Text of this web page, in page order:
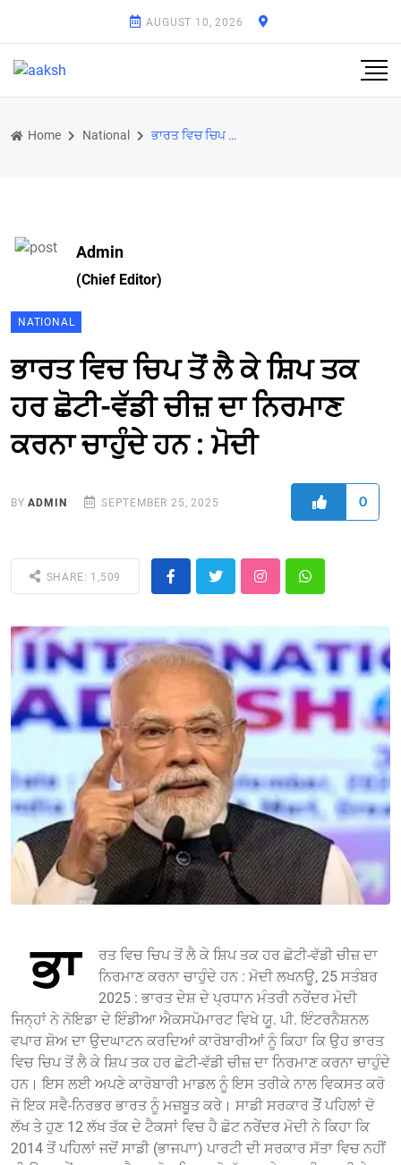
AUGUST 10, 2026
Home National ਭਾਰਤ ਵਿਚ ਚਿਪ ਤੋਂ ਲੈ ਕੇ ਸ਼ਿਪ ਤਕ ਹਰ ਛੋਟੀ-ਵੱਡੀ ਚੀਜ਼ ਦਾ ਨਿਰਮਾਣ ਕਰਨਾ ਚਾਹੁੰਦੇ ਹਨ : ਮੋਦੀ
Admin
(Chief Editor)
NATIONAL
ਭਾਰਤ ਵਿਚ ਚਿਪ ਤੋਂ ਲੈ ਕੇ ਸ਼ਿਪ ਤਕ
ਹਰ ਛੋਟੀ-ਵੱਡੀ ਚੀਜ਼ ਦਾ ਨਿਰਮਾਣ
ਕਰਨਾ ਚਾਹੁੰਦੇ ਹਨ : ਮੋਦੀ
BYADMIN SEPTEMBER 25, 2025 0
SHARE: 1,509
ਭਾ
ਰਤ ਵਿਚ ਚਿਪ ਤੋਂ ਲੈ ਕੇ ਸ਼ਿਪ ਤਕ ਹਰ ਛੋਟੀ-ਵੱਡੀ ਚੀਜ਼ ਦਾ
ਨਿਰਮਾਣ ਕਰਨਾ ਚਾਹੁੰਦੇ ਹਨ : ਮੋਦੀ ਲਖਨਊ, 25 ਸਤੰਬਰ
2025 : ਭਾਰਤ ਦੇਸ਼ ਦੇ ਪ੍ਰਧਾਨ ਮੰਤਰੀ ਨਰੇਂਦਰ ਮੋਦੀ
ਜਿਨ੍ਹਾਂ ਨੇ ਨੋਇਡਾ ਦੇ ਇੰਡੀਆ ਐਕਸਪੋਮਾਰਟ ਵਿਖੇ ਯੂ. ਪੀ. ਇੰਟਰਨੈਸ਼ਨਲ
ਵਪਾਰ ਸ਼ੋਅ ਦਾ ਉਦਘਾਟਨ ਕਰਦਿਆਂ ਕਾਰੋਬਾਰੀਆਂ ਨੂੰ ਕਿਹਾ ਕਿ ਉਹ ਭਾਰਤ
ਵਿਚ ਚਿਪ ਤੋਂ ਲੈ ਕੇ ਸ਼ਿਪ ਤਕ ਹਰ ਛੋਟੀ-ਵੱਡੀ ਚੀਜ਼ ਦਾ ਨਿਰਮਾਣ ਕਰਨਾ ਚਾਹੁੰਦੇ
ਹਨ। ਇਸ ਲਈ ਅਪਣੇ ਕਾਰੋਬਾਰੀ ਮਾਡਲ ਨੂੰ ਇਸ ਤਰੀਕੇ ਨਾਲ ਵਿਕਸਤ ਕਰੋ
ਜੋ ਇਕ ਸਵੈ-ਨਿਰਭਰ ਭਾਰਤ ਨੂੰ ਮਜ਼ਬੂਤ ਕਰੇ। ਸਾਡੀ ਸਰਕਾਰ ਤੋੋਂ ਪਹਿਲਾਂ ਦੋ
ਲੱਖ ਤੇ ਹੁਣ 12 ਲੱਖ ਤੱਕ ਦੇ ਟੈਕਸਾਂ ਵਿਚ ਹੈ ਛੋਟ ਨਰੇਂਦਰ ਮੋਦੀ ਨੇ ਕਿਹਾ ਕਿ
2014 ਤੋਂ ਪਹਿਲਾਂ ਜਦੋਂ ਸਾਡੀ (ਭਾਜਪਾਾ) ਪਾਰਟੀ ਦੀ ਸਰਕਾਰ ਸੱਤਾ ਵਿਚ ਨਹੀਂ